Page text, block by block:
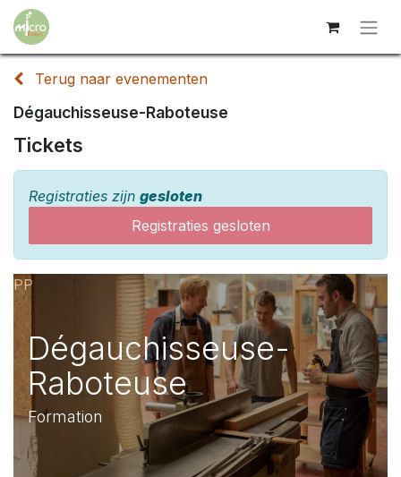
Terug naar evenementen
Dégauchisseuse-Raboteuse
Tickets
Registraties zijn gesloten
Registraties gesloten
PP
Dégauchisseuse-
Raboteuse
Formation